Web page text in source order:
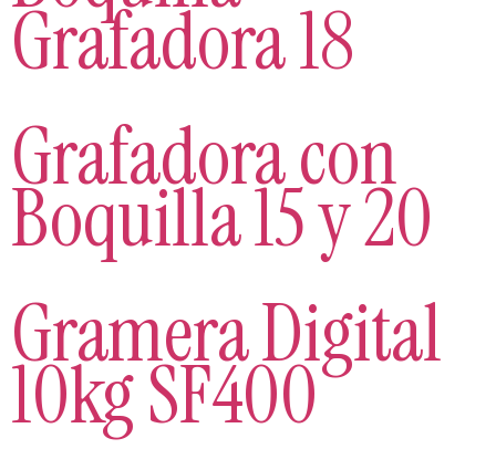
Grafadora 18
Grafadora con
Boquilla 15 y 20
Gramera Digital
10kg SF400